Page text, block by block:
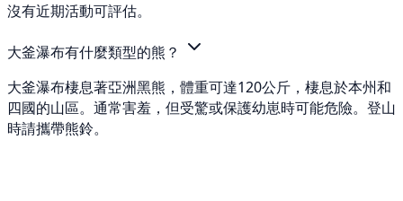
沒有近期活動可評估。
大釜瀑布有什麼類型的熊？
大釜瀑布棲息著亞洲黑熊，體重可達120公斤，棲息於本州和
四國的山區。通常害羞，但受驚或保護幼崽時可能危險。登山
時請攜帶熊鈴。